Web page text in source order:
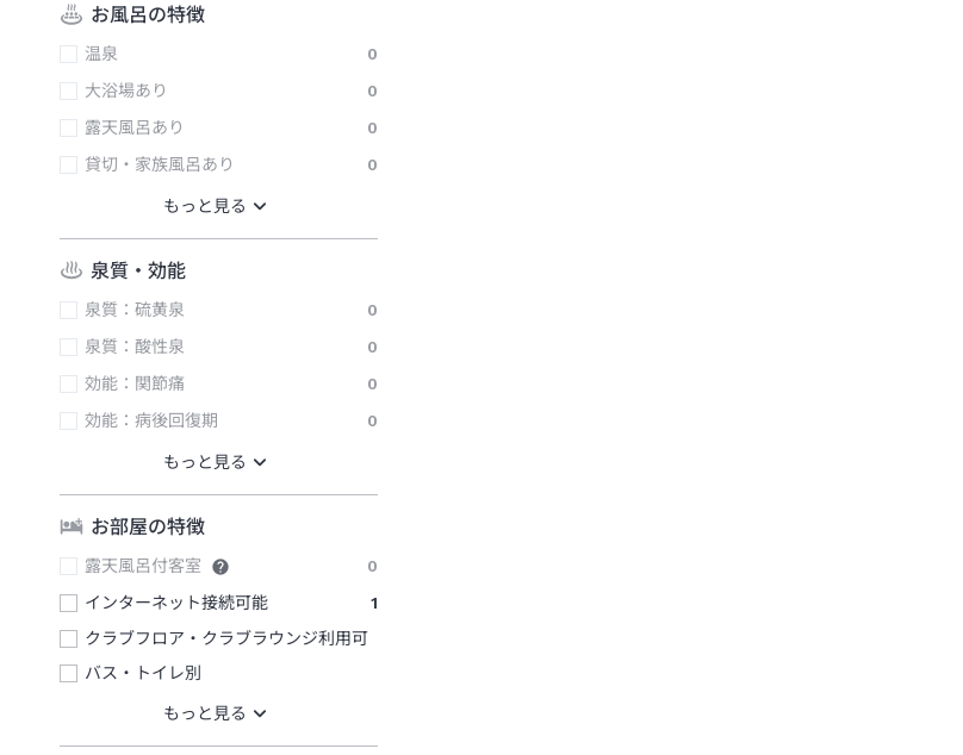
お風呂の特徴
温泉
0
大浴場あり
0
露天風呂あり
0
貸切・家族風呂あり
0
泉質・効能
泉質：硫黄泉
0
泉質：酸性泉
0
効能：関節痛
0
効能：病後回復期
0
お部屋の特徴
露天風呂付客室
0
インターネット接続可能
1
クラブフロア・クラブラウンジ利用可
バス・トイレ別